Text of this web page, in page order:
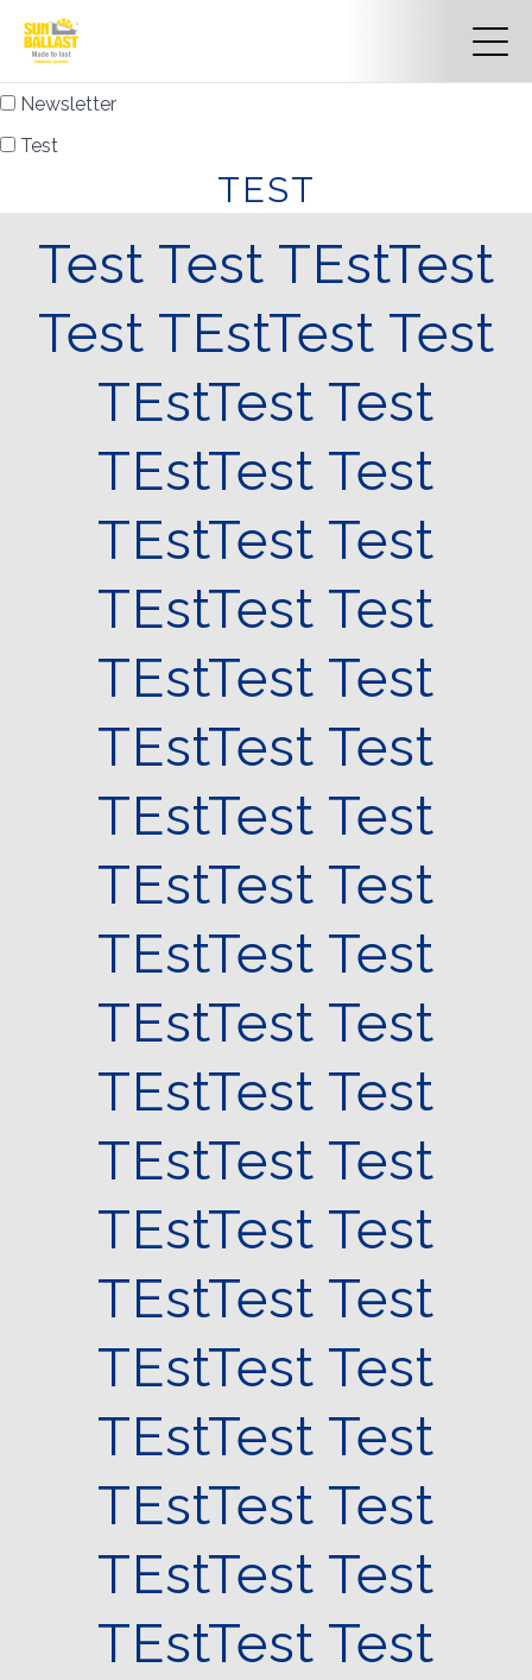
Newsletter
Test
TEST
Test Test TEstTest
Test TEstTest Test
TEstTest Test
TEstTest Test
TEstTest Test
TEstTest Test
TEstTest Test
TEstTest Test
TEstTest Test
TEstTest Test
TEstTest Test
TEstTest Test
TEstTest Test
TEstTest Test
TEstTest Test
TEstTest Test
TEstTest Test
TEstTest Test
TEstTest Test
TEstTest Test
TEstTest Test